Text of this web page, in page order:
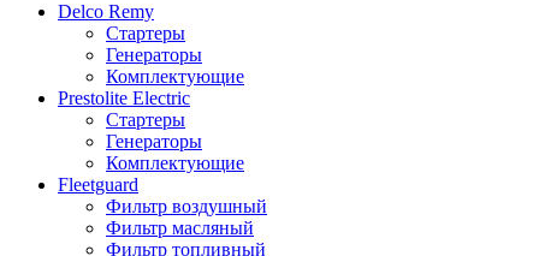
Delco Remy
Стартеры
Генераторы
Комплектующие
Prestolite Electric
Стартеры
Генераторы
Комплектующие
Fleetguard
Фильтр воздушный
Фильтр масляный
Фильтр топливный